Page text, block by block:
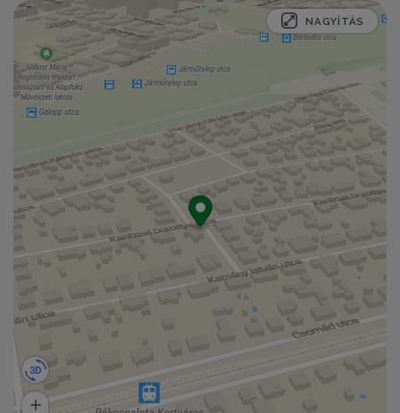
NAGYÍTÁS